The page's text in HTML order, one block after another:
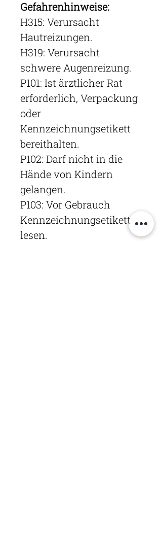
Gefahrenhinweise:
H315: Verursacht
Hautreizungen.
H319: Verursacht
schwere Augenreizung.
P101: Ist ärztlicher Rat
erforderlich, Verpackung
oder
Kennzeichnungsetikett
bereithalten.
P102: Darf nicht in die
Hände von Kindern
gelangen.
P103: Vor Gebrauch
Kennzeichnungsetikett
lesen.